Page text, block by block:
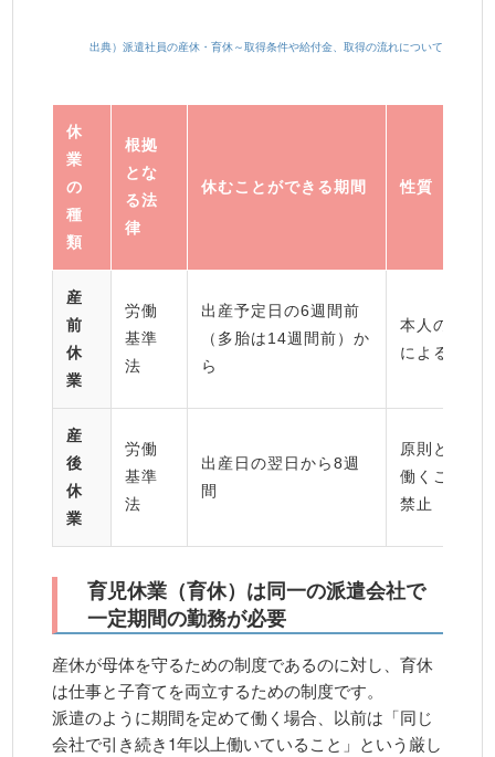
出典）派遣社員の産休・育休～取得条件や給付金、取得の流れについて
休
業
の
種
類
根拠
とな
る法
律
休むことができる期間 性質
産
前
休
業
労働
基準
法
出産予定日の6週間前
（多胎は14週間前）か
ら
本人の希望
による
産
後
休
業
労働
基準
法
出産日の翌日から8週
間
原則として
働くことは
禁止
育児休業（育休）は同一の派遣会社で
一定期間の勤務が必要
産休が母体を守るための制度であるのに対し、育休
は仕事と子育てを両立するための制度です。
派遣のように期間を定めて働く場合、以前は「同じ
会社で引き続き1年以上働いていること」という厳し